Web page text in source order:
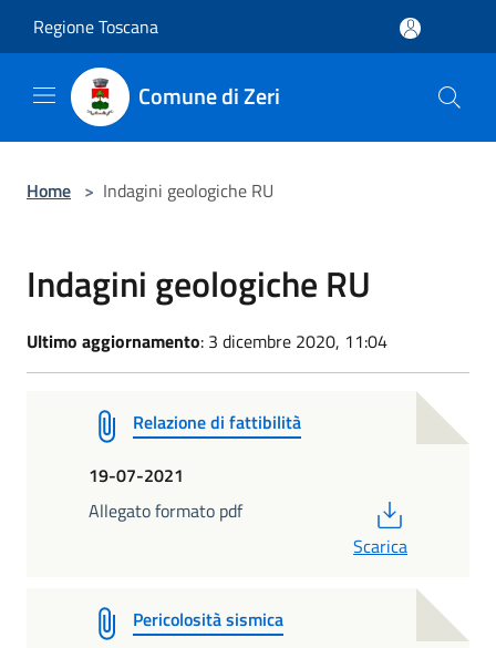
Regione Toscana
Comune di Zeri
Home > Indagini geologiche RU
Indagini geologiche RU
Ultimo aggiornamento: 3 dicembre 2020, 11:04
Relazione di fattibilità
19-07-2021
Allegato formato pdf
Scarica
Pericolosità sismica